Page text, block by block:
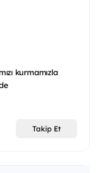
kurmamızla
Takip Et